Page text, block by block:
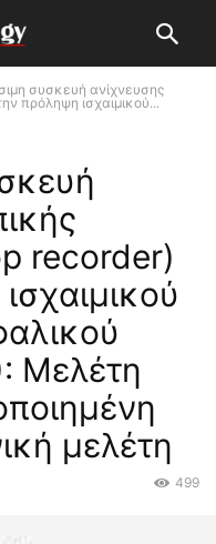
συσκευή ανίχνευσης
πρόληψη ισχαιμικού...
recorder)
Μελέτη
μελέτη
499